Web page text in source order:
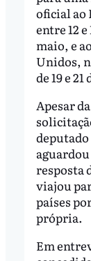
oficial ao
entre 12 e
maio, e
Unidos,
de 19 e
Apesar da
deputado
aguardou
resposta
viajou
países
própria.
Em